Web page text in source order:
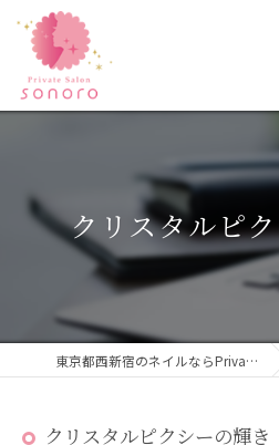
クリスタルピ
東京都西新宿のネイルならPrivateSalon sonoro
クリスタルピクシーの輝き